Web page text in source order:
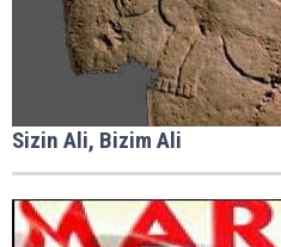
Sizin Ali, Bizim Ali